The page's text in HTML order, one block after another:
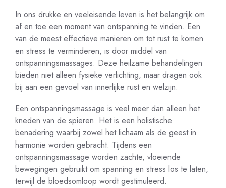
In ons drukke en veeleisende leven is het belangrijk om
af en toe een moment van ontspanning te vinden. Een
van de meest effectieve manieren om tot rust te komen
en stress te verminderen, is door middel van
ontspanningsmassages. Deze heilzame behandelingen
bieden niet alleen fysieke verlichting, maar dragen ook
bij aan een gevoel van innerlijke rust en welzijn.
Een ontspanningsmassage is veel meer dan alleen het
kneden van de spieren. Het is een holistische
benadering waarbij zowel het lichaam als de geest in
harmonie worden gebracht. Tijdens een
ontspanningsmassage worden zachte, vloeiende
bewegingen gebruikt om spanning en stress los te laten,
terwijl de bloedsomloop wordt gestimuleerd.